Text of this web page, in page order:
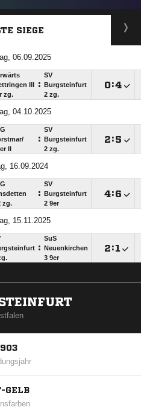
SIEGE
06.09.2025
III
zg.
:
SV
Burgsteinfurt
2 zg.
:
04.10.2025
II
:
SV
Burgsteinfurt
2 zg.
:
16.09.2024
zg.
:
SV
Burgsteinfurt
2 9er
:
15.11.2025
:
SuS
Neuenkirchen
3 9er
:
GELB